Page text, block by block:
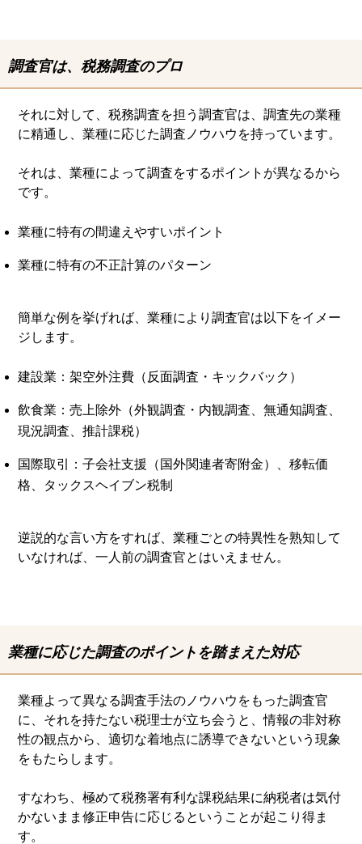
調査官は、税務調査のプロ
それに対して、税務調査を担う調査官は、調査先の業種
に精通し、業種に応じた調査ノウハウを持っています。
それは、業種によって調査をするポイントが異なるから
です。
業種に特有の間違えやすいポイント
業種に特有の不正計算のパターン
簡単な例を挙げれば、業種により調査官は以下をイメー
ジします。
建設業：架空外注費（反面調査・キックバック）
飲食業：売上除外（外観調査・内観調査、無通知調査、
現況調査、推計課税）
国際取引：子会社支援（国外関連者寄附金）、移転価
格、タックスヘイブン税制
逆説的な言い方をすれば、業種ごとの特異性を熟知して
いなければ、一人前の調査官とはいえません。
業種に応じた調査のポイントを踏まえた対応
業種よって異なる調査手法のノウハウをもった調査官
に、それを持たない税理士が立ち会うと、情報の非対称
性の観点から、適切な着地点に誘導できないという現象
をもたらします。
すなわち、極めて税務署有利な課税結果に納税者は気付
かないまま修正申告に応じるということが起こり得ま
す。